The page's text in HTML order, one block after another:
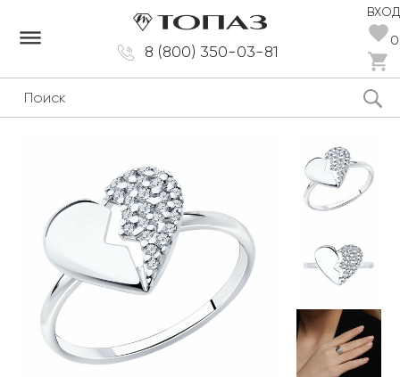
8 (800) 350-03-81
ВХОД
0
dehaze